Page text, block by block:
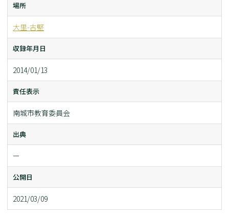
場所
大里-古堅
収録年月日
2014/01/13
責任表示
南城市教育委員会
出典
ー
公開日
2021/03/09